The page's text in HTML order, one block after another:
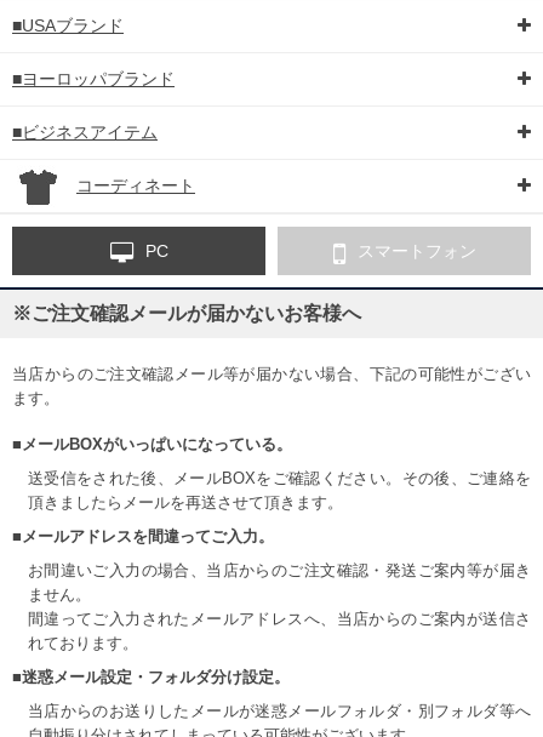
■USAブランド
■ヨーロッパブランド
■ビジネスアイテム
コーディネート
PC スマートフォン
※ご注文確認メールが届かないお客様へ
当店からのご注文確認メール等が届かない場合、下記の可能性がござい
ます。
■メールBOXがいっぱいになっている。
送受信をされた後、メールBOXをご確認ください。その後、ご連絡を
頂きましたらメールを再送させて頂きます。
■メールアドレスを間違ってご入力。
お間違いご入力の場合、当店からのご注文確認・発送ご案内等が届き
ません。
間違ってご入力されたメールアドレスへ、当店からのご案内が送信さ
れております。
■迷惑メール設定・フォルダ分け設定。
当店からのお送りしたメールが迷惑メールフォルダ・別フォルダ等へ